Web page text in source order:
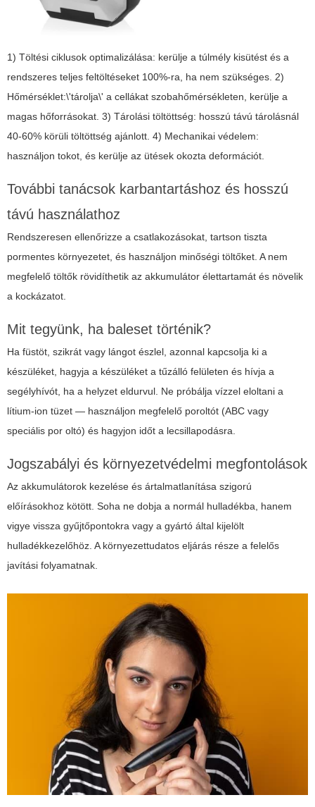
1) Töltési ciklusok optimalizálása: kerülje a túlmély kisütést és a
rendszeres teljes feltöltéseket 100%-ra, ha nem szükséges. 2)
Hőmérséklet:\'tárolja\' a cellákat szobahőmérsékleten, kerülje a
magas hőforrásokat. 3) Tárolási töltöttség: hosszú távú tárolásnál
40-60% körüli töltöttség ajánlott. 4) Mechanikai védelem:
használjon tokot, és kerülje az ütések okozta deformációt.
További tanácsok karbantartáshoz és hosszú
távú használathoz
Rendszeresen ellenőrizze a csatlakozásokat, tartson tiszta
pormentes környezetet, és használjon minőségi töltőket. A nem
megfelelő töltők rövidíthetik az akkumulátor élettartamát és növelik
a kockázatot.
Mit tegyünk, ha baleset történik?
Ha füstöt, szikrát vagy lángot észlel, azonnal kapcsolja ki a
készüléket, hagyja a készüléket a tűzálló felületen és hívja a
segélyhívót, ha a helyzet eldurvul. Ne próbálja vízzel eloltani a
lítium-ion tüzet — használjon megfelelő poroltót (ABC vagy
speciális por oltó) és hagyjon időt a lecsillapodásra.
Jogszabályi és környezetvédelmi megfontolások
Az akkumulátorok kezelése és ártalmatlanítása szigorú
előírásokhoz kötött. Soha ne dobja a normál hulladékba, hanem
vigye vissza gyűjtőpontokra vagy a gyártó által kijelölt
hulladékkezelőhöz. A környezettudatos eljárás része a felelős
javítási folyamatnak.